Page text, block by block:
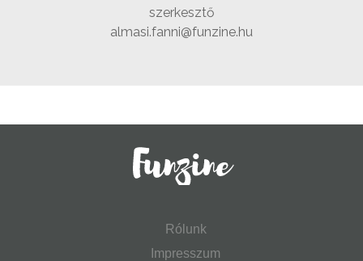
szerkesztő
almasi.fanni@funzine.hu
Rólunk
Impresszum